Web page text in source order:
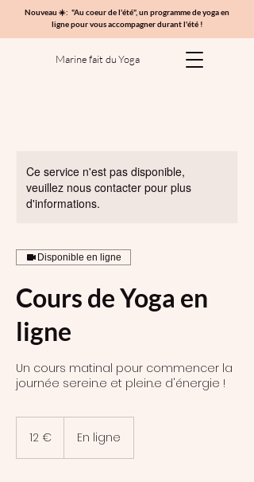
Marine fait du Yoga
Nouveau ☀️: "Au coeur de l'été", un programme de yoga en
ligne pour vous accompagner durant l'été !
Ce service n'est pas disponible,
veuillez nous contacter pour plus
d'informations.
Disponible en ligne
Cours de Yoga en
ligne
Un cours matinal pour commencer la
journée serein.e et plein.e d'énergie !
12 € En ligne